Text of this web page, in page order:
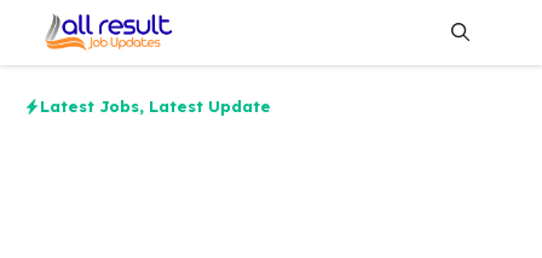
content
Latest Jobs, Latest Update